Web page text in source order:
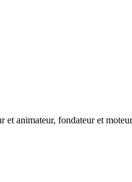
et animateur, fondateur et